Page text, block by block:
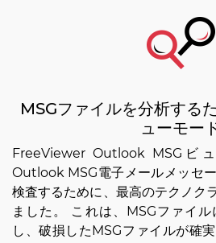
MSGファイルを分析する
ューモー
FreeViewer Outlook MSGビ
Outlook MSG電子メールメッセ
検査するために、最高のテクノク
ました。 これは、MSGファイ
し、破損したMSGファイルが確